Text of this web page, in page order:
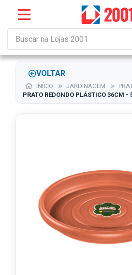
VOLTAR
INÍCIO JARDINAGEM
PRATO REDONDO PLÁSTICO 36CM